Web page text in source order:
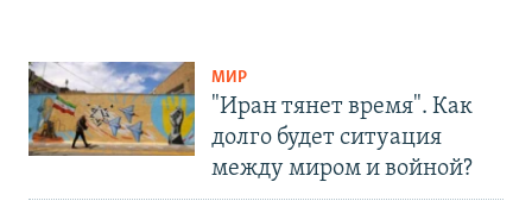
МИР
"Иран тянет время". Как
долго будет ситуация
между миром и войной?